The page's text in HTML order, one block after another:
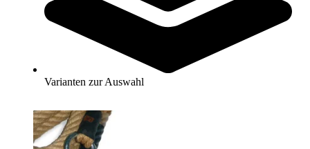
Varianten zur Auswahl
Befestigung für Klettertau
10,30 €
Sofort lieferbar